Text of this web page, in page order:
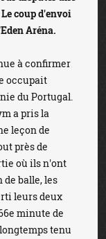
coup d'envoi
Aréna.
à confirmer
occupait
du Portugal.
a pris la
leçon de
près de
où ils n'ont
de balle, les
leurs deux
minute de
tenu